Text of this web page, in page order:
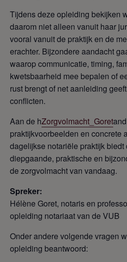
Tijdens deze opleiding bekijken
daarom niet alleen vanuit haar
vooral vanuit de praktijk en de
erachter. Bijzondere aandacht
waarop communicatie, timing,
kwetsbaarheid mee bepalen of
rust brengt of net aanleiding
conflicten.
Aan de hZorgvolmacht_Goret
praktijkvoorbeelden en concrete
dagelijkse notariële praktijk
diepgaande, praktische en
de zorgvolmacht van vandaag.
Spreker:
Hélène Goret, notaris en
opleiding notariaat van de VUB
Onder andere volgende vragen
opleiding beantwoord: